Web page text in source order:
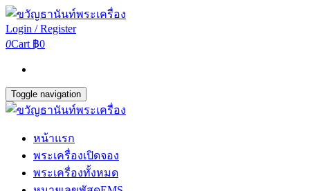
Login / Register
0Cart ฿0
Toggle navigation
หน้าแรก
พระเครื่องเปิดจอง
พระเครื่องทั้งหมด